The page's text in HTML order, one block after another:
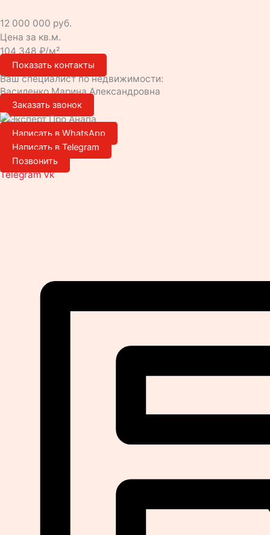
12 000 000 руб.
Цена за кв.м.
104 348 ₽/м²
Показать контакты
Ваш специалист по недвижимости:
Василенко Марина Александровна
Заказать звонок
Написать в WhatsApp
Написать в Telegram
Позвонить
Telegram Vk